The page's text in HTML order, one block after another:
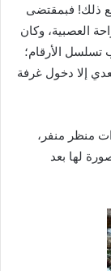
ذلك! فبمقتضى
العصبية، وكان
تسلسل الأرقام؛
إلا دخول غرفة
منظر منفر،
لها بعد